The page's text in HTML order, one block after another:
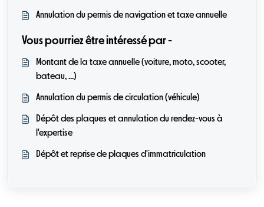
Annulation du permis de navigation et taxe annuelle
Vous pourriez être intéressé par -
Montant de la taxe annuelle (voiture, moto, scooter,
bateau, ...)
Annulation du permis de circulation (véhicule)
Dépôt des plaques et annulation du rendez-vous à
l'expertise
Dépôt et reprise de plaques d'immatriculation